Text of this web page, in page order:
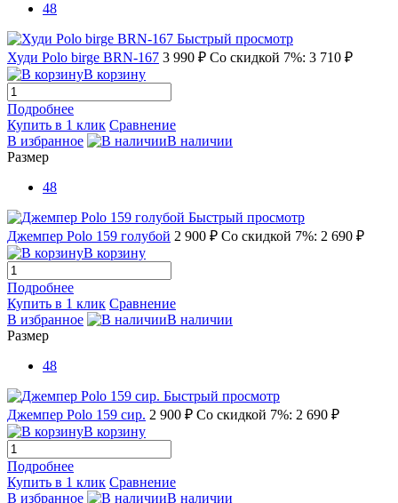
48
Быстрый просмотр
Худи Polo birge BRN-167 3 990 ₽ Со скидкой 7%: 3 710 ₽
В корзину
Подробнее
Купить в 1 клик Сравнение
В избранное
В наличии
Размер
48
Быстрый просмотр
Джемпер Polo 159 голубой 2 900 ₽ Со скидкой 7%: 2 690 ₽
В корзину
Подробнее
Купить в 1 клик Сравнение
В избранное
В наличии
Размер
48
Быстрый просмотр
Джемпер Polo 159 сир. 2 900 ₽ Со скидкой 7%: 2 690 ₽
В корзину
Подробнее
Купить в 1 клик Сравнение
В избранное
В наличии